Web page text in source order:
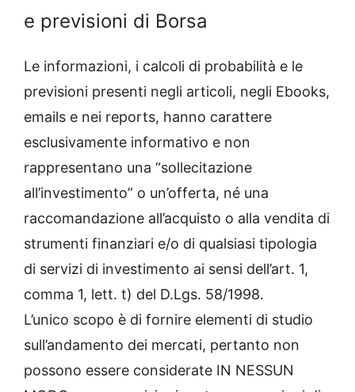
e previsioni di Borsa
Le informazioni, i calcoli di probabilità e le
previsioni presenti negli articoli, negli Ebooks,
emails e nei reports, hanno carattere
esclusivamente informativo e non
rappresentano una “sollecitazione
all’investimento” o un’offerta, né una
raccomandazione all’acquisto o alla vendita di
strumenti finanziari e/o di qualsiasi tipologia
di servizi di investimento ai sensi dell’art. 1,
comma 1, lett. t) del D.Lgs. 58/1998.
L’unico scopo è di fornire elementi di studio
sull’andamento dei mercati, pertanto non
possono essere considerate IN NESSUN